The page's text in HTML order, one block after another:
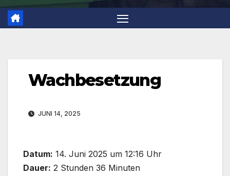
Wachbesetzung
JUNI 14, 2025
Datum: 14. Juni 2025 um 12:16 Uhr
Dauer: 2 Stunden 36 Minuten